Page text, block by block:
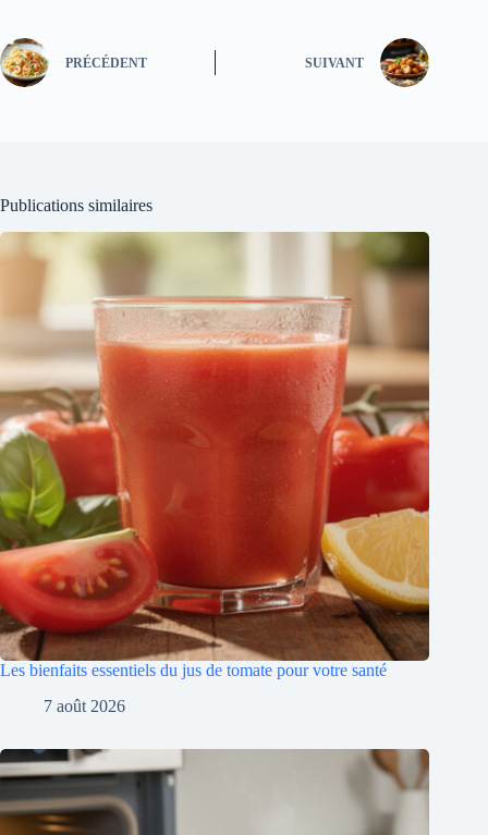
PRÉCÉDENT SUIVANT
Publications similaires
Les bienfaits essentiels du jus de tomate pour votre santé
7 août 2026